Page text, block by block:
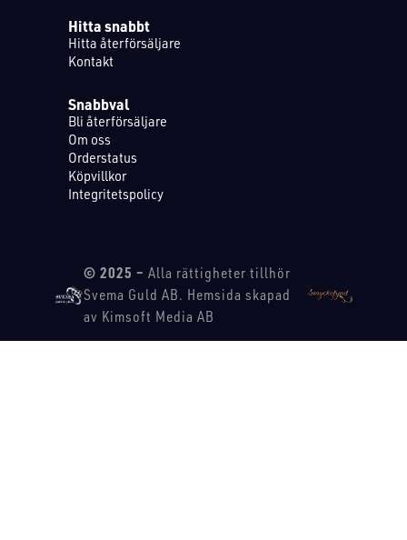
Hitta snabbt
Hitta återförsäljare
Kontakt
Snabbval
Bli återförsäljare
Om oss
Orderstatus
Köpvillkor
Integritetspolicy
© 2025 – Alla rättigheter tillhör
Svema Guld AB. Hemsida skapad
av Kimsoft Media AB